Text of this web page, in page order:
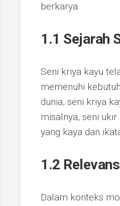
berkarya.
1.1 Sejarah
Seni kriya kayu
memenuhi
dunia, seni kriya
misalnya, seni
yang kaya dan
1.2
Dalam konteks